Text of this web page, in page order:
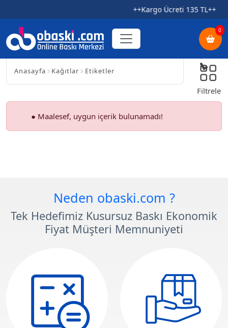
++Kargo Ücreti 135
0
Anasayfa Kağıtlar Etiketler
Filtrele
● Maalesef, uygun içerik bulunamadı!
Neden obaski.com ?
Tek Hedefimiz Kusursuz Baskı Ekonomik
Fiyat Müşteri Memnuniyeti